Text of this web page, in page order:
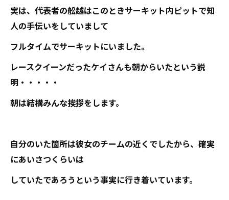
実は、代表者の舩越はこのときサーキット内ピットで知
人の手伝いをしていまして
フルタイムでサーキットにいました。
レースクイーンだったケイさんも朝からいたという説
明・・・・・
朝は結構みんな挨拶をします。
自分のいた箇所は彼女のチームの近くでしたから、確実
にあいさつくらいは
していたであろうという事実に行き着いています。